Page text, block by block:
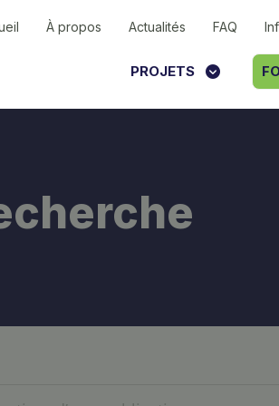
À propos Actualités FAQ
PROJETS